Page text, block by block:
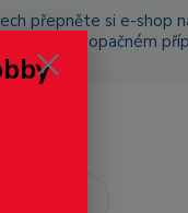
přepněte si e-shop
v opačném